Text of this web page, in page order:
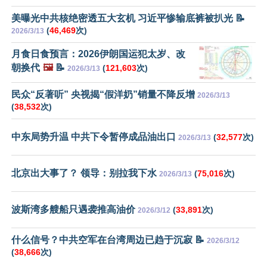
美曝光中共核绝密透五大玄机 习近平惨输底裤被扒光 📝
2026/3/13 (46,469次)
月食日食预言：2026伊朗国运犯太岁、改
朝换代 🖼️📝 2026/3/13 (121,603次)
民众“反著听” 央视揭“假洋奶”销量不降反增 2026/3/13
(38,532次)
中东局势升温 中共下令暂停成品油出口 2026/3/13 (32,577次)
北京出大事了？ 领导：别拉我下水 2026/3/13 (75,016次)
波斯湾多艘船只遇袭推高油价 2026/3/12 (33,891次)
什么信号？中共空军在台湾周边已趋于沉寂 📝 2026/3/12
(38,666次)